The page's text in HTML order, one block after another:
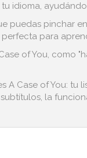
idioma,
puedas pinchar
para
of You, como
A Case of You:
la